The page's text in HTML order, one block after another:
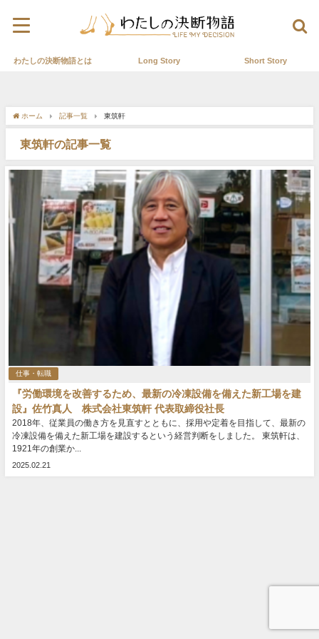
わたしの決断物語とは Long Story Short Story
ホーム 記事一覧 東筑軒
東筑軒の記事一覧
仕事・転職
『労働環境を改善するため、最新の冷凍設備を備えた新工場を建
設』佐竹真人 株式会社東筑軒 代表取締役社長
2018年、従業員の働き方を見直すとともに、採用や定着を目指して、最新の
冷凍設備を備えた新工場を建設するという経営判断をしました。 東筑軒は、
1921年の創業か...
2025.02.21